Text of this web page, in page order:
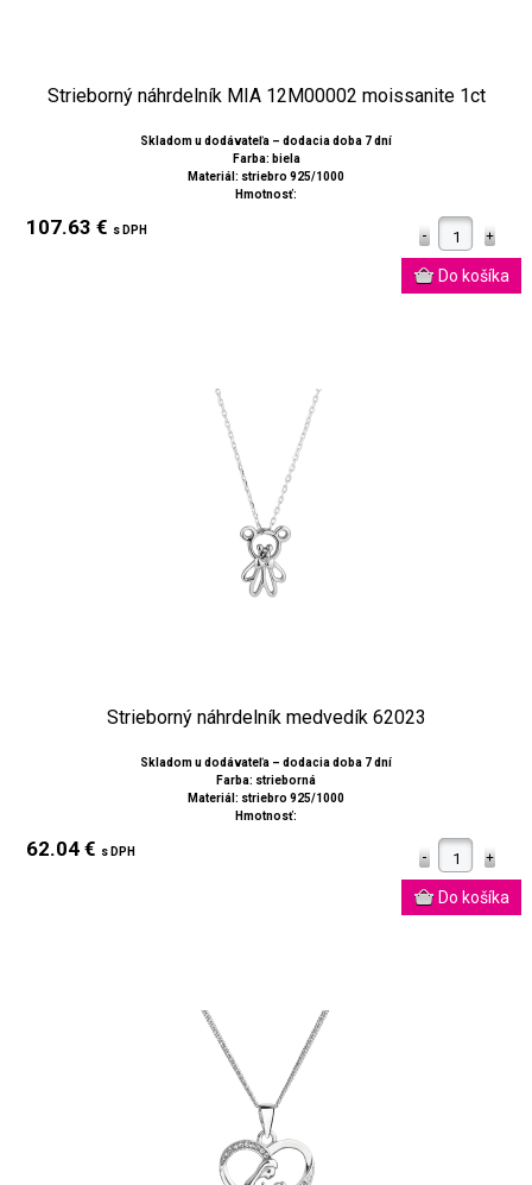
Strieborný náhrdelník MIA 12M00002 moissanite 1ct
Skladom u dodávateľa – dodacia doba 7 dní
Farba: biela
Materiál: striebro 925/1000
Hmotnosť:
107.63 € s DPH
Strieborný náhrdelník medvedík 62023
Skladom u dodávateľa – dodacia doba 7 dní
Farba: strieborná
Materiál: striebro 925/1000
Hmotnosť:
62.04 € s DPH